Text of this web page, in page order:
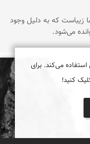
زیباست که به دلیل وجود
می‌شود.
می‌کند. برای
کنید!